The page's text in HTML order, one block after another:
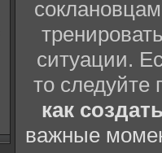
ситуации.
то
как
важные